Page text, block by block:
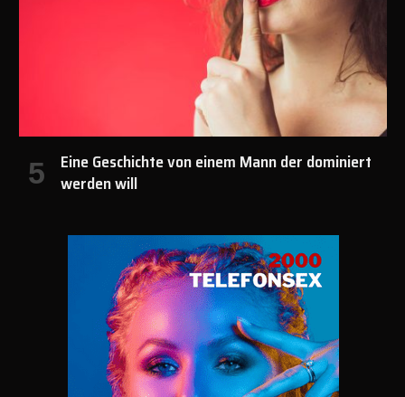
Eine Geschichte von einem Mann der dominiert
werden will